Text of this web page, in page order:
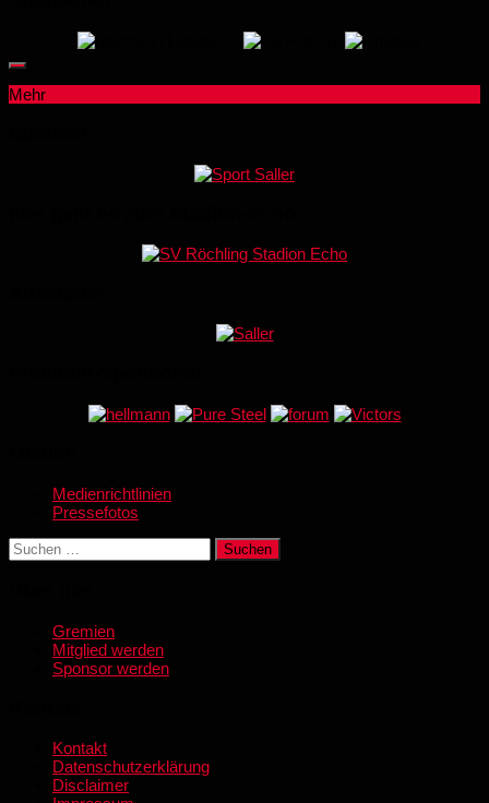
Mehr
Medienrichtlinien
Pressefotos
Suchen
nach:
Gremien
Mitglied werden
Sponsor werden
Kontakt
Datenschutzerklärung
Disclaimer